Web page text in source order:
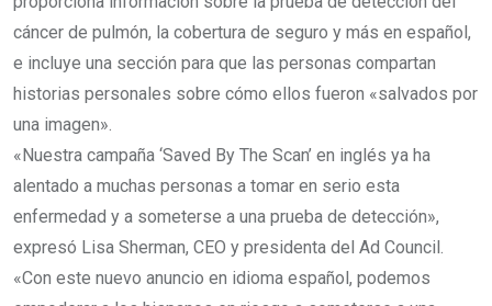
cáncer de pulmón, la cobertura de seguro y más en español,
e incluye una sección para que las personas compartan
historias personales sobre cómo ellos fueron «salvados por
una imagen».
«Nuestra campaña ‘Saved By The Scan’ en inglés ya ha
alentado a muchas personas a tomar en serio esta
enfermedad y a someterse a una prueba de detección»,
expresó Lisa Sherman, CEO y presidenta del Ad Council.
«Con este nuevo anuncio en idioma español, podemos